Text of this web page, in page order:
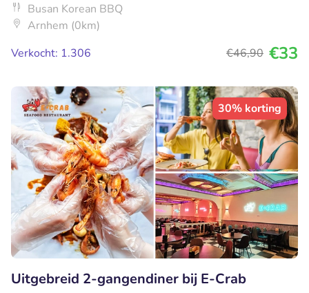
Busan Korean BBQ
Arnhem (0km)
Verkocht: 1.306
€46,90 €33
30% korting
Uitgebreid 2-gangendiner bij E-Crab